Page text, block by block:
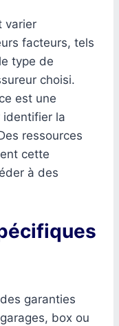
varier
facteurs, tels
type de
choisi.
est une
identifier la
ressources
cette
à des
garanties
box ou